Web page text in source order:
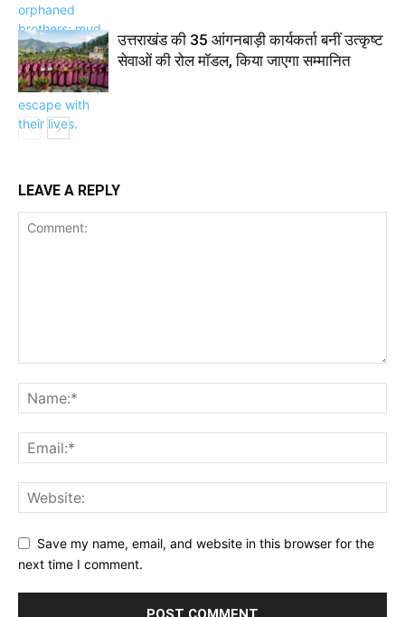
उत्तराखंड की 35 आंगनबाड़ी कार्यकर्ता बनीं उत्कृष्ट
सेवाओं की रोल मॉडल, किया जाएगा सम्मानित
LEAVE A REPLY
Save my name, email, and website in this browser for the
next time I comment.